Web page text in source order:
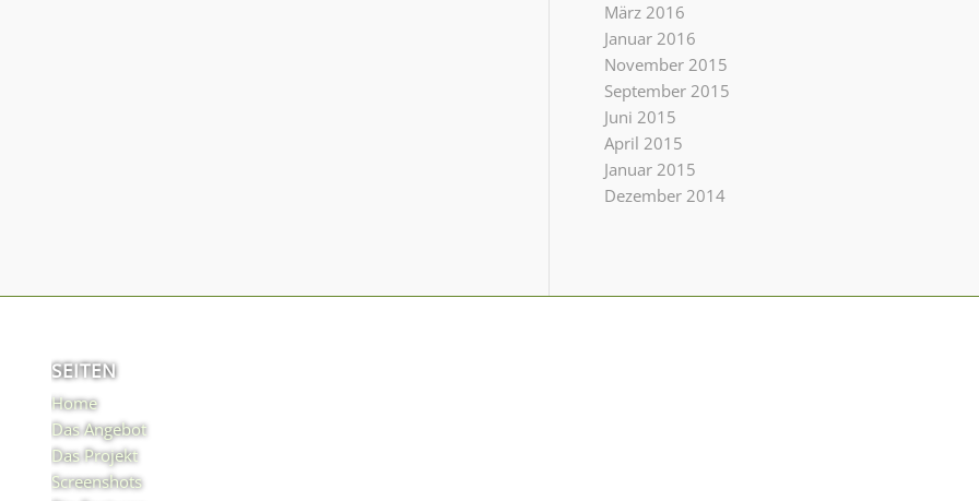
März 2016
Januar 2016
November 2015
September 2015
Juni 2015
April 2015
Januar 2015
Dezember 2014
SEITEN
Home
Das Angebot
Das Projekt
Screenshots